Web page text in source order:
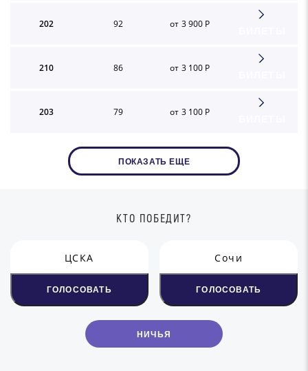
202 92 от 3 900 Р
210 86 от 3 100 Р
203 79 от 3 100 Р
ПОКАЗАТЬ ЕЩЕ
КТО ПОБЕДИТ?
ЦСКА
ГОЛОСОВАТЬ
НИЧЬЯ
Сочи
ГОЛОСОВАТЬ